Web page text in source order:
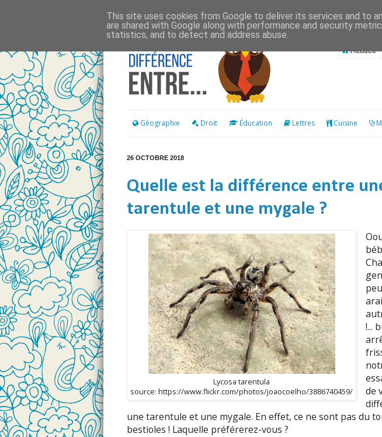
Accueil
Géographie Droit Éducation Lettres Cuisine
26 OCTOBRE 2018
Quelle est la différence entre
tarentule et une mygale ?
Lycosa tarentula
source: https://www.flickr.com/photos/joaocoelho/3886740459/
!...
de
une tarentule et une mygale. En effet, ce ne sont pas du
bestioles ! Laquelle préférerez-vous ?
This site uses cookies from Google to deliver its services and to
are shared with Google along with performance and security
statistics, and to detect and address abuse.